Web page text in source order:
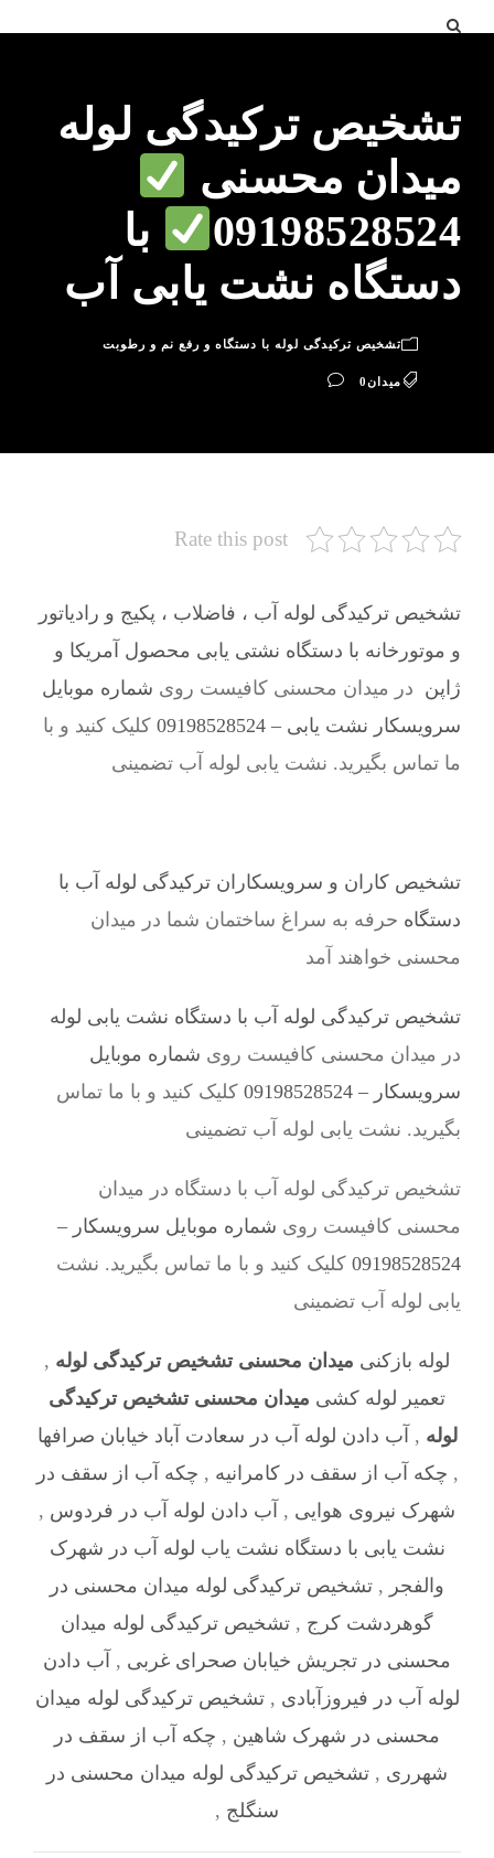
تشخیص ترکیدگی لوله
میدان محسنی
09198528524
با
دستگاه نشت یابی آب
تشخیص ترکیدگی لوله با دستگاه و رفع نم و رطوبت
میدان0
Rate this post
تشخیص ترکیدگی لوله آب ، فاضلاب ، پکیج و رادیاتور
و موتورخانه با دستگاه نشتی یابی محصول آمریکا و
ژاپن در میدان محسنی کافیست روی شماره موبایل
سرویسکار نشت یابی – 09198528524
کلیک کنید و با
ما تماس بگیرید. نشت یابی لوله آب تضمینی
تشخیص کاران و سرویسکاران ترکیدگی لوله آب با
دستگاه حرفه به سراغ ساختمان شما در میدان
محسنی خواهند آمد
تشخیص ترکیدگی لوله آب با دستگاه نشت یابی لوله
در میدان محسنی کافیست روی شماره موبایل
سرویسکار – 09198528524
کلیک کنید و با ما تماس
بگیرید. نشت یابی لوله آب تضمینی
تشخیص ترکیدگی لوله آب با دستگاه در میدان
محسنی کافیست روی شماره موبایل سرویسکار –
09198528524 کلیک کنید و با ما تماس بگیرید. نشت
یابی لوله آب تضمینی
لوله بازکنی میدان محسنی تشخیص ترکیدگی لوله ,
تعمیر لوله کشی میدان محسنی تشخیص ترکیدگی
لوله , آب دادن لوله آب در سعادت آباد خیابان صرافها
, چکه آب از سقف در کامرانیه , چکه آب از سقف در
شهرک نیروی هوایی , آب دادن لوله آب در فردوس ,
نشت یابی با دستگاه نشت یاب لوله آب در شهرک
والفجر , تشخیص ترکیدگی لوله میدان محسنی در
گوهردشت کرج , تشخیص ترکیدگی لوله میدان
محسنی در تجریش خیابان صحرای غربی , آب دادن
لوله آب در فیروزآبادی ,تشخیص ترکیدگی لوله میدان
محسنی در شهرک شاهین , چکه آب از سقف در
شهرری , تشخیص ترکیدگی لوله میدان محسنی در
سنگلج ,